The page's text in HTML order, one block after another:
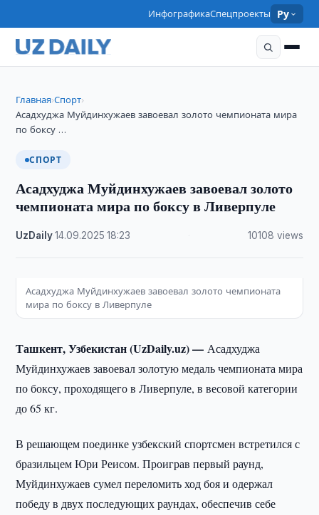
ИнфографикаСпецпроекты Ру
Главная›Спорт›
Асадхуджа Муйдинхужаев завоевал золото чемпионата мира
по боксу …
СПОРТ
Асадхуджа Муйдинхужаев завоевал золото
чемпионата мира по боксу в Ливерпуле
UzDaily·14.09.2025 ·18:23 10108 views
Асадхуджа Муйдинхужаев завоевал золото чемпионата
мира по боксу в Ливерпуле
Ташкент, Узбекистан (UzDaily.uz) —Асадхуджа
Муйдинхужаев завоевал золотую медаль чемпионата мира
по боксу, проходящего в Ливерпуле, в весовой категории
до 65 кг.
В решающем поединке узбекский спортсмен встретился с
бразильцем Юри Реисом. Проиграв первый раунд,
Муйдинхужаев сумел переломить ход боя и одержал
победу в двух последующих раундах, обеспечив себе